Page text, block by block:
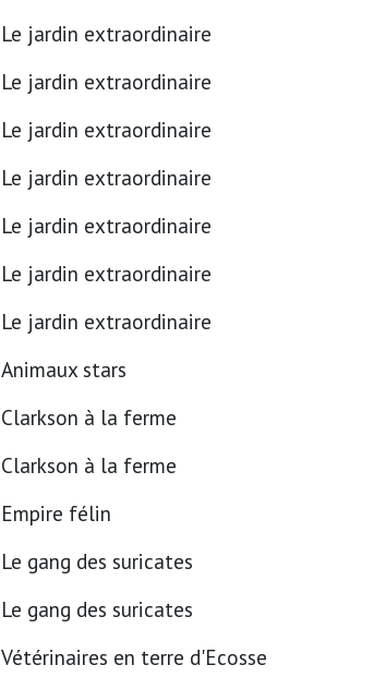
Le jardin extraordinaire
Le jardin extraordinaire
Le jardin extraordinaire
Le jardin extraordinaire
Le jardin extraordinaire
Le jardin extraordinaire
Le jardin extraordinaire
Animaux stars
Clarkson à la ferme
Clarkson à la ferme
Empire félin
Le gang des suricates
Le gang des suricates
Vétérinaires en terre d'Ecosse